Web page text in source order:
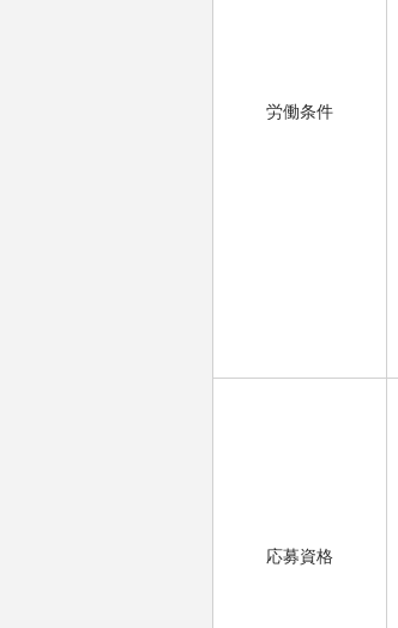
労働条件
応募資格